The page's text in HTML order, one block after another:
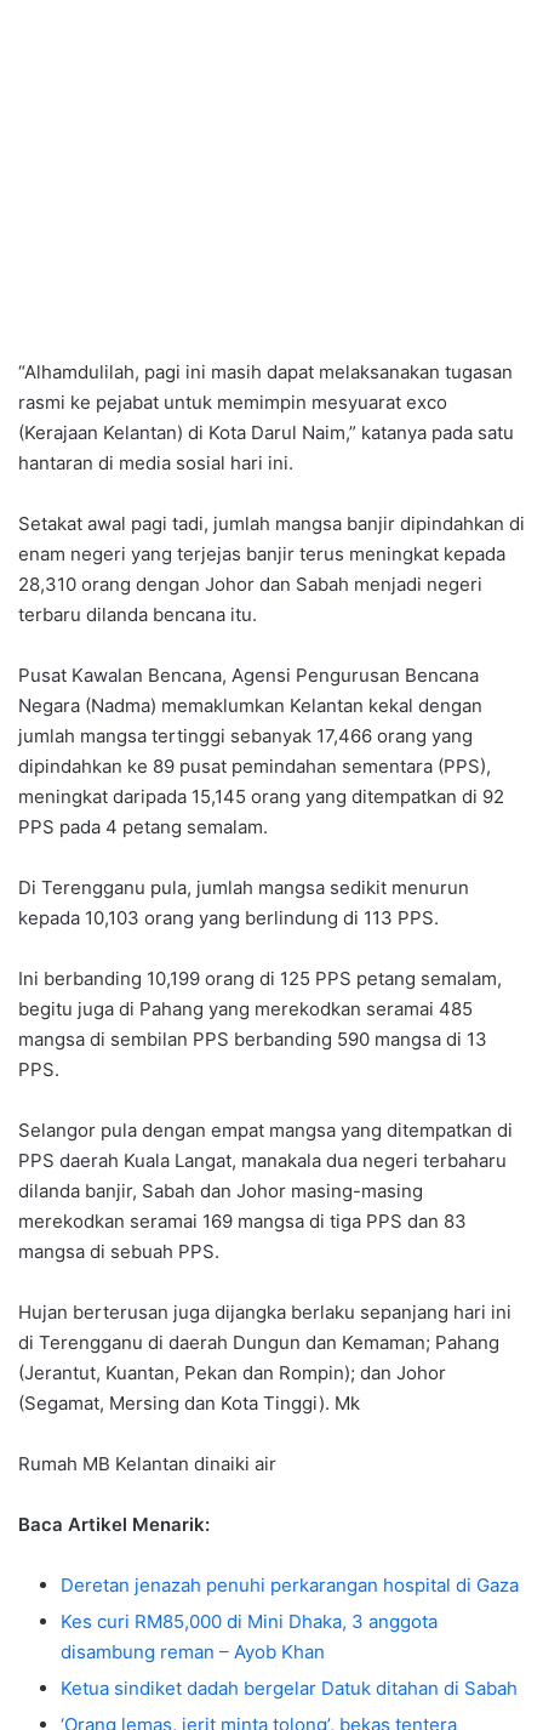
“Alhamdulilah, pagi ini masih dapat melaksanakan tugasan
rasmi ke pejabat untuk memimpin mesyuarat exco
(Kerajaan Kelantan) di Kota Darul Naim,” katanya pada satu
hantaran di media sosial hari ini.
Setakat awal pagi tadi, jumlah mangsa banjir dipindahkan di
enam negeri yang terjejas banjir terus meningkat kepada
28,310 orang dengan Johor dan Sabah menjadi negeri
terbaru dilanda bencana itu.
Pusat Kawalan Bencana, Agensi Pengurusan Bencana
Negara (Nadma) memaklumkan Kelantan kekal dengan
jumlah mangsa tertinggi sebanyak 17,466 orang yang
dipindahkan ke 89 pusat pemindahan sementara (PPS),
meningkat daripada 15,145 orang yang ditempatkan di 92
PPS pada 4 petang semalam.
Di Terengganu pula, jumlah mangsa sedikit menurun
kepada 10,103 orang yang berlindung di 113 PPS.
Ini berbanding 10,199 orang di 125 PPS petang semalam,
begitu juga di Pahang yang merekodkan seramai 485
mangsa di sembilan PPS berbanding 590 mangsa di 13
PPS.
Selangor pula dengan empat mangsa yang ditempatkan di
PPS daerah Kuala Langat, manakala dua negeri terbaharu
dilanda banjir, Sabah dan Johor masing-masing
merekodkan seramai 169 mangsa di tiga PPS dan 83
mangsa di sebuah PPS.
Hujan berterusan juga dijangka berlaku sepanjang hari ini
di Terengganu di daerah Dungun dan Kemaman; Pahang
(Jerantut, Kuantan, Pekan dan Rompin); dan Johor
(Segamat, Mersing dan Kota Tinggi). Mk
Rumah MB Kelantan dinaiki air
Baca Artikel Menarik:
Deretan jenazah penuhi perkarangan hospital di Gaza
Kes curi RM85,000 di Mini Dhaka, 3 anggota
disambung reman – Ayob Khan
Ketua sindiket dadah bergelar Datuk ditahan di Sabah
‘Orang lemas, jerit minta tolong’, bekas tentera